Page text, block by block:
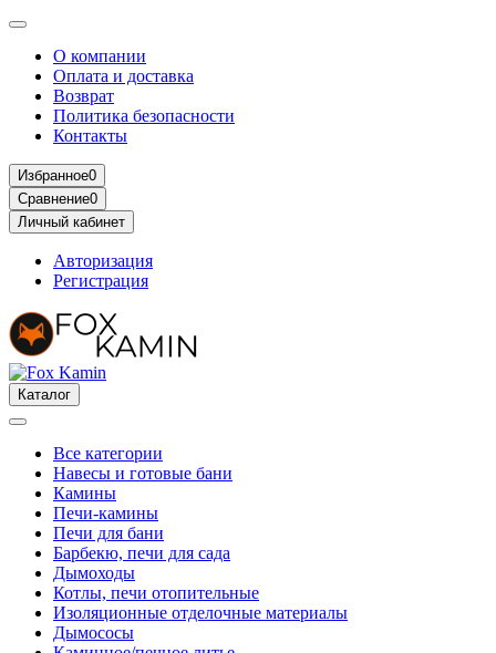
О компании
Оплата и доставка
Возврат
Политика безопасности
Контакты
Избранное0
Сравнение0
Личный кабинет
Авторизация
Регистрация
Каталог
Все категории
Навесы и готовые бани
Камины
Печи-камины
Печи для бани
Барбекю, печи для сада
Дымоходы
Котлы, печи отопительные
Изоляционные отделочные материалы
Дымососы